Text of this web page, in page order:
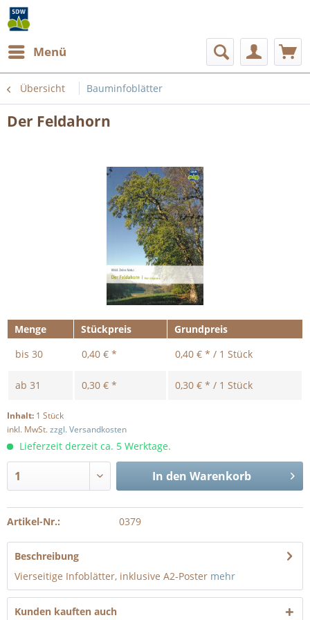
Menü
Übersicht Bauminfoblätter
Der Feldahorn
Menge Stückpreis
Grundpreis
bis 30 0,40 € * 0,40 € * / 1 Stück
ab 31 0,30 € * 0,30 € * / 1 Stück
Inhalt: 1 Stück
inkl. MwSt.zzgl. Versandkosten
Lieferzeit derzeit ca. 5 Werktage.
In den Warenkorb
Artikel-Nr.: 0379
Beschreibung
Vierseitige Infoblätter, inklusive A2-Poster mehr
Kunden kauften auch